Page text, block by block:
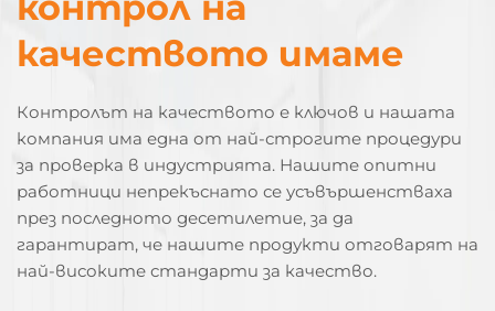
качеството имаме
Контролът на качеството е ключов и нашата
компания има една от най-строгите процедури
за проверка в индустрията. Нашите опитни
работници непрекъснато се усъвършенстваха
през последното десетилетие, за да
гарантират, че нашите продукти отговарят на
най-високите стандарти за качество.